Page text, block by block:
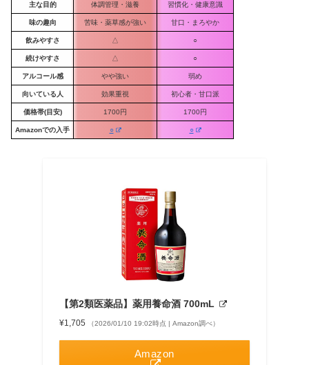
主な目的 体調管理・滋養 習慣化・健康意識
味の趣向 苦味・薬草感が強い 甘口・まろやか
飲みやすさ △ ○
続けやすさ △ ○
アルコール感 やや強い 弱め
向いている人 効果重視 初心者・甘口派
価格帯(目安) 1700円 1700円
Amazonでの入手 ○ ○
【第2類医薬品】薬用養命酒 700mL
¥1,705 （2026/01/10 19:02時点 | Amazon調べ）
Amazon